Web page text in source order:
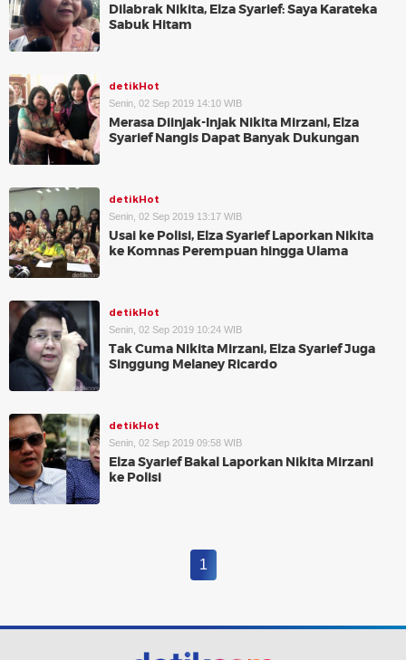
Dilabrak Nikita, Elza Syarief: Saya Karateka
Sabuk Hitam
detikHot
Senin, 02 Sep 2019 14:10 WIB
Merasa Diinjak-Injak Nikita Mirzani, Elza
Syarief Nangis Dapat Banyak Dukungan
detikHot
Senin, 02 Sep 2019 13:17 WIB
Usai ke Polisi, Elza Syarief Laporkan Nikita
ke Komnas Perempuan hingga Ulama
detikHot
Senin, 02 Sep 2019 10:24 WIB
Tak Cuma Nikita Mirzani, Elza Syarief Juga
Singgung Melaney Ricardo
detikHot
Senin, 02 Sep 2019 09:58 WIB
Elza Syarief Bakal Laporkan Nikita Mirzani
ke Polisi
1